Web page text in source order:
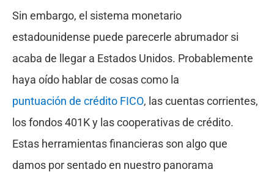
Sin embargo, el sistema monetario
estadounidense puede parecerle abrumador si
acaba de llegar a Estados Unidos. Probablemente
haya oído hablar de cosas como la
puntuación de crédito FICO, las cuentas corrientes,
los fondos 401K y las cooperativas de crédito.
Estas herramientas financieras son algo que
damos por sentado en nuestro panorama